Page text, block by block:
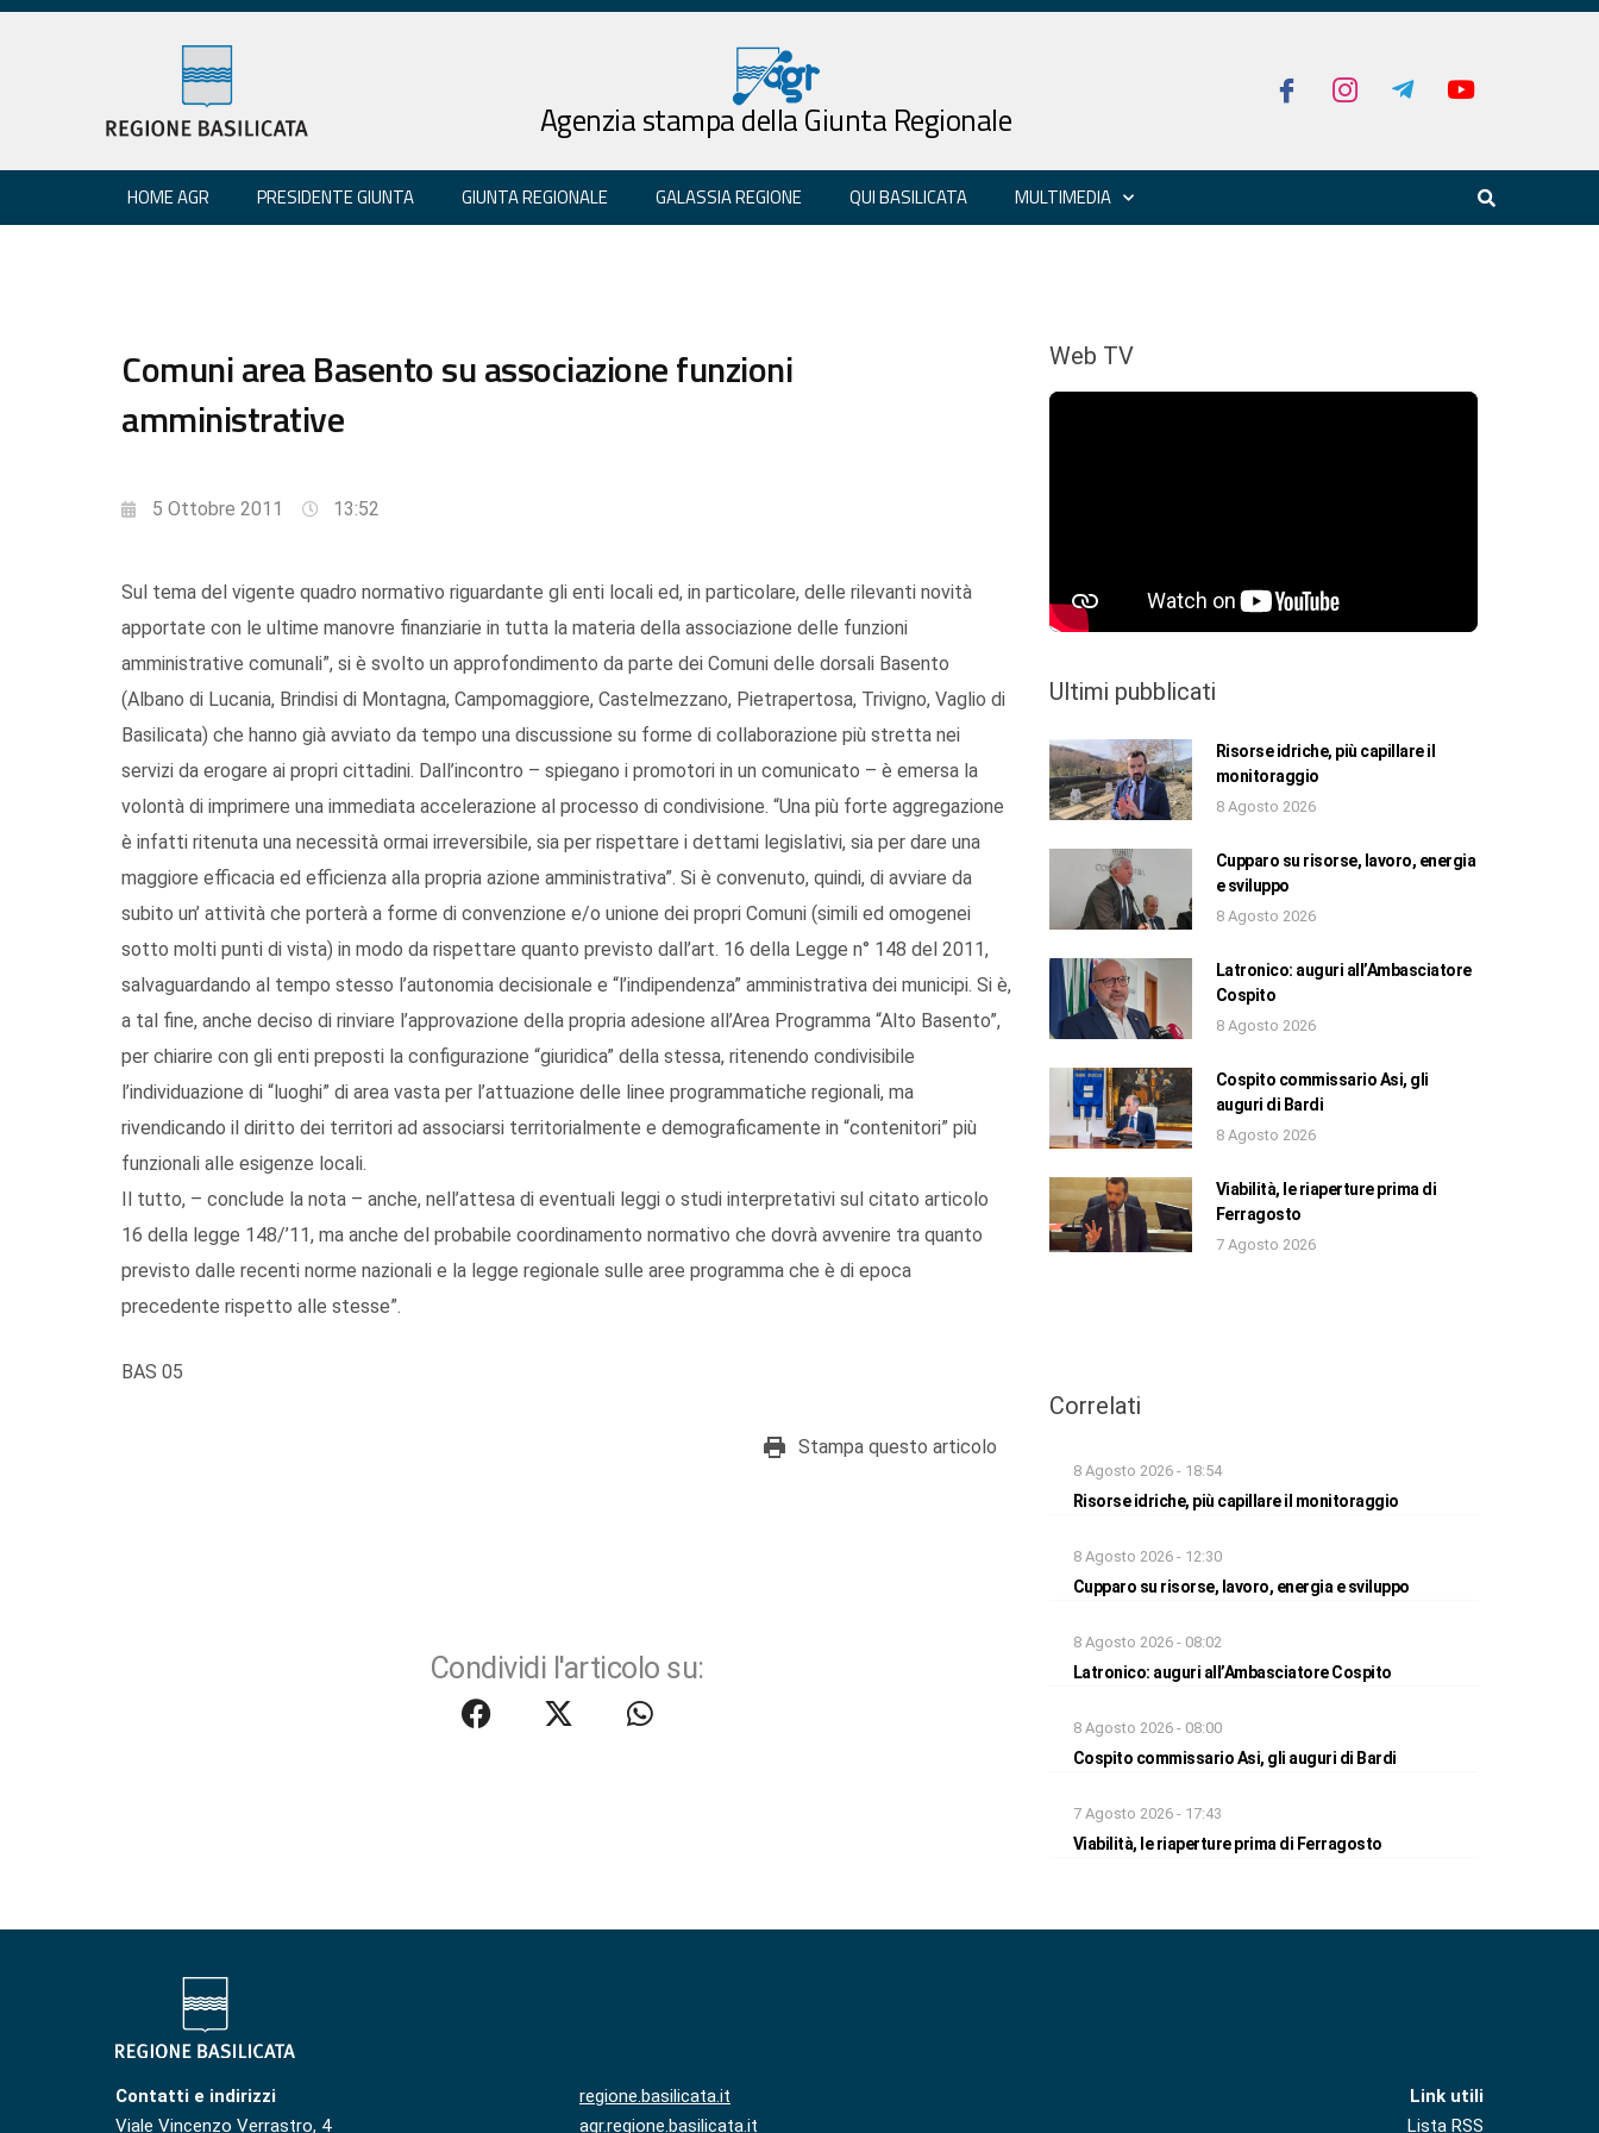
Agenzia stampa della Giunta Regionale
HOME AGR PRESIDENTE GIUNTA GIUNTA REGIONALE GALASSIA REGIONE QUI BASILICATA MULTIMEDIA
Comuni area Basento su associazione funzioni
amministrative
5 Ottobre 2011 13:52
Sul tema del vigente quadro normativo riguardante gli enti locali ed, in particolare, delle rilevanti novità
apportate con le ultime manovre finanziarie in tutta la materia della associazione delle funzioni
amministrative comunali”, si è svolto un approfondimento da parte dei Comuni delle dorsali Basento
(Albano di Lucania, Brindisi di Montagna, Campomaggiore, Castelmezzano, Pietrapertosa, Trivigno, Vaglio di
Basilicata) che hanno già avviato da tempo una discussione su forme di collaborazione più stretta nei
servizi da erogare ai propri cittadini. Dall’incontro – spiegano i promotori in un comunicato – è emersa la
volontà di imprimere una immediata accelerazione al processo di condivisione. “Una più forte aggregazione
è infatti ritenuta una necessità ormai irreversibile, sia per rispettare i dettami legislativi, sia per dare una
maggiore efficacia ed efficienza alla propria azione amministrativa”. Si è convenuto, quindi, di avviare da
subito un’ attività che porterà a forme di convenzione e/o unione dei propri Comuni (simili ed omogenei
sotto molti punti di vista) in modo da rispettare quanto previsto dall’art. 16 della Legge n° 148 del 2011,
salvaguardando al tempo stesso l’autonomia decisionale e “l’indipendenza” amministrativa dei municipi. Si è,
a tal fine, anche deciso di rinviare l’approvazione della propria adesione all’Area Programma “Alto Basento”,
per chiarire con gli enti preposti la configurazione “giuridica” della stessa, ritenendo condivisibile
l’individuazione di “luoghi” di area vasta per l’attuazione delle linee programmatiche regionali, ma
rivendicando il diritto dei territori ad associarsi territorialmente e demograficamente in “contenitori” più
funzionali alle esigenze locali.
Il tutto, – conclude la nota – anche, nell’attesa di eventuali leggi o studi interpretativi sul citato articolo
16 della legge 148/’11, ma anche del probabile coordinamento normativo che dovrà avvenire tra quanto
previsto dalle recenti norme nazionali e la legge regionale sulle aree programma che è di epoca
precedente rispetto alle stesse”.
BAS 05
Stampa questo articolo
Condividi l'articolo su:
Web TV
Ultimi pubblicati
Risorse idriche, più capillare il
monitoraggio
8 Agosto 2026
Cupparo su risorse, lavoro, energia
e sviluppo
8 Agosto 2026
Latronico: auguri all’Ambasciatore
Cospito
8 Agosto 2026
Cospito commissario Asi, gli
auguri di Bardi
8 Agosto 2026
Viabilità, le riaperture prima di
Ferragosto
7 Agosto 2026
Correlati
8 Agosto 2026 - 18:54
Risorse idriche, più capillare il monitoraggio
8 Agosto 2026 - 12:30
Cupparo su risorse, lavoro, energia e sviluppo
8 Agosto 2026 - 08:02
Latronico: auguri all’Ambasciatore Cospito
8 Agosto 2026 - 08:00
Cospito commissario Asi, gli auguri di Bardi
7 Agosto 2026 - 17:43
Viabilità, le riaperture prima di Ferragosto
Contatti e indirizzi
Viale Vincenzo Verrastro, 4
regione.basilicata.it
agr.regione.basilicata.it
Link utili
Lista RSS